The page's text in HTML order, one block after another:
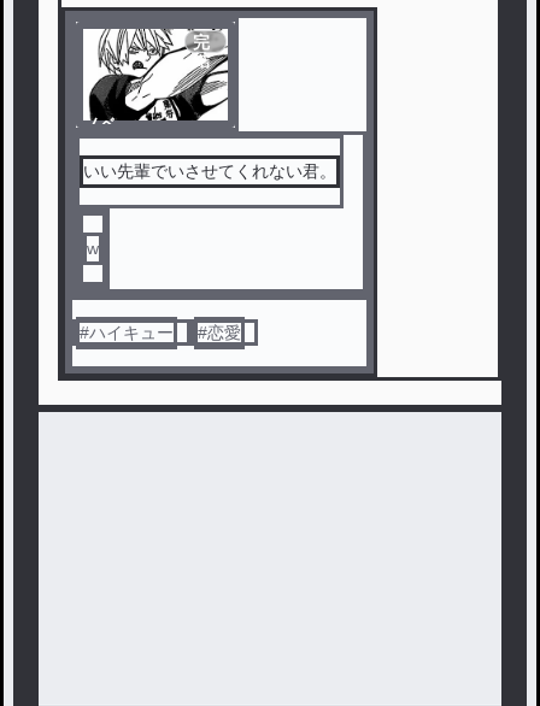
ノベ
完
結
いい先輩でいさせてくれない君。
w
#ハイキュー #恋愛